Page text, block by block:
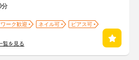
分
ーク歓迎 ネイル可
ピアス可
覧を見る